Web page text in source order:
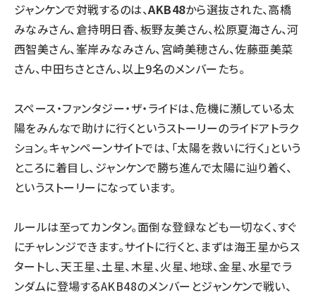
ジャンケンで対戦するのは、AKB48から選抜された、高橋
みなみさん、倉持明日香、板野友美さん、松原夏海さん、河
西智美さん、峯岸みなみさん、宮崎美穂さん、佐藤亜美菜
さん、中田ちさとさん、以上9名のメンバーたち。
スペース・ファンタジー・ザ・ライドは、危機に瀕している太
陽をみんなで助けに行くというストーリーのライドアトラク
ション。キャンペーンサイトでは、「太陽を救いに行く」という
ところに着目し、ジャンケンで勝ち進んで太陽に辿り着く、
というストーリーになっています。
ルールは至ってカンタン。面倒な登録なども一切なく、すぐ
にチャレンジできます。サイトに行くと、まずは海王星からス
タートし、天王星、土星、木星、火星、地球、金星、水星でラ
ンダムに登場するAKB48のメンバーとジャンケンで戦い、